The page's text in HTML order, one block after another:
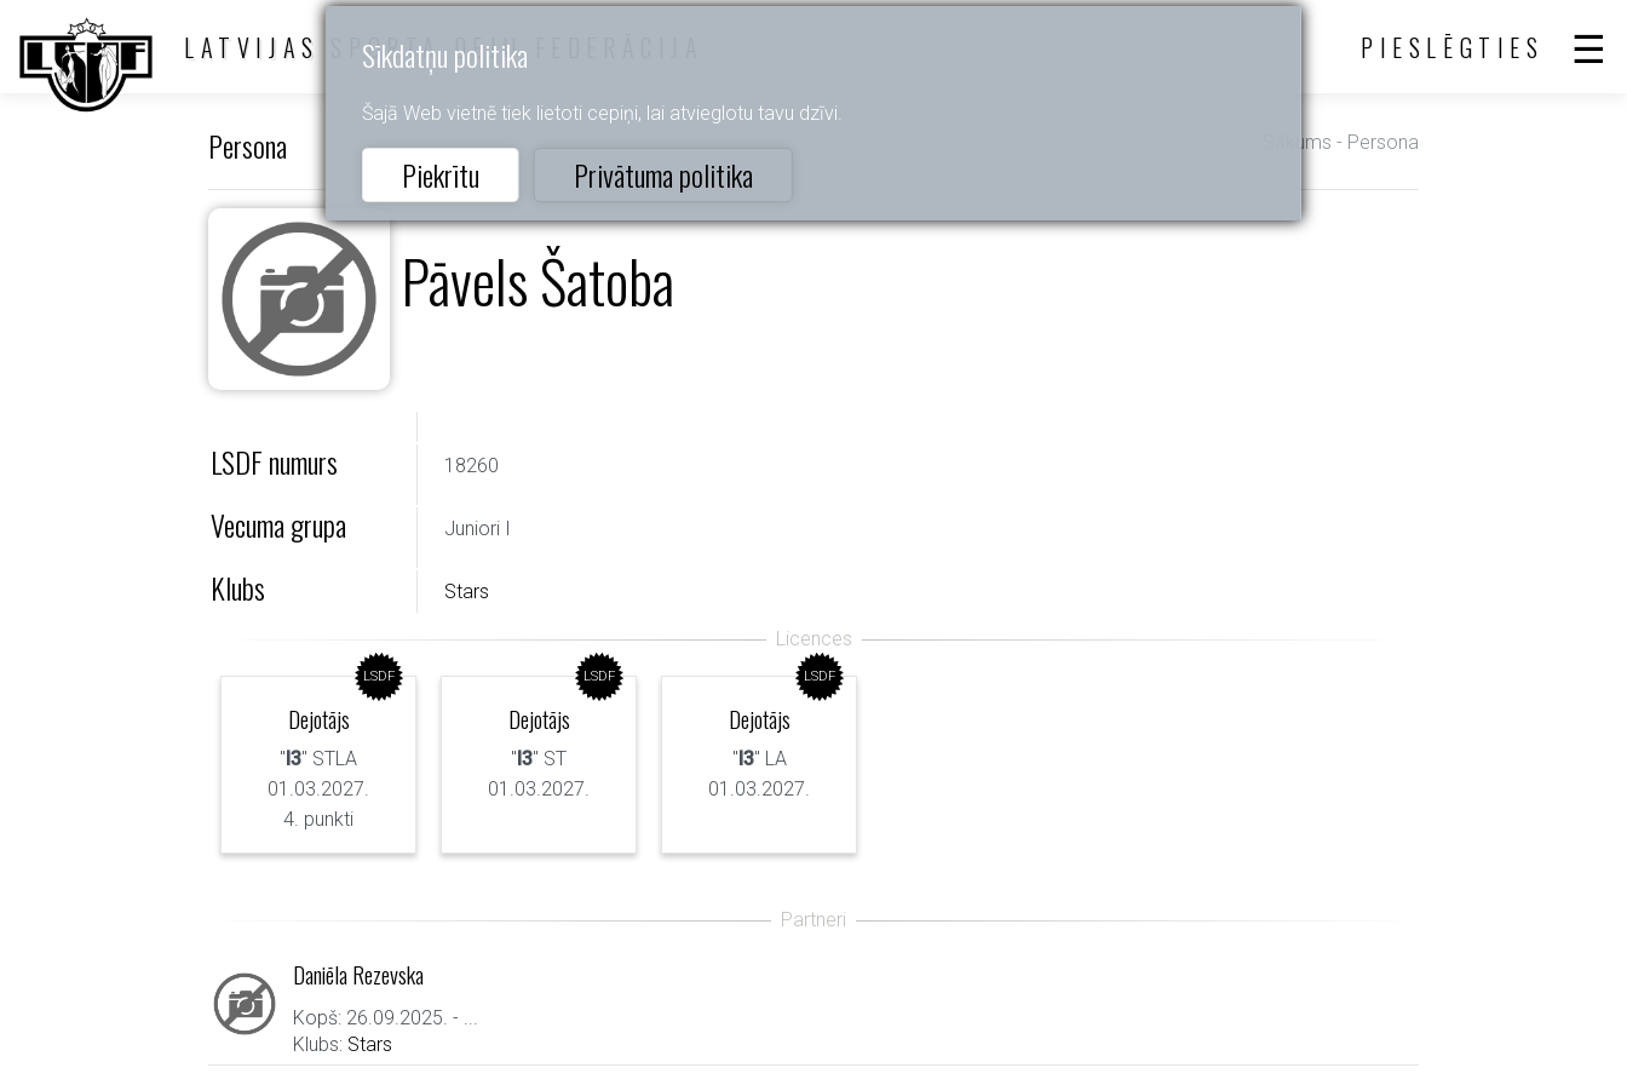
Sīkdatņu politika
Šajā Web vietnē tiek lietoti cepiņi, lai atvieglotu tavu dzīvi.
Piekrītu Privātuma politika
LATVIJAS SPORTA DEJU FEDERĀCIJA PIESLĒGTIES
Persona Sākums - Persona
Pāvels Šatoba
LSDF numurs 18260
Vecuma grupa Juniori I
Klubs Stars
LSDF
Dejotājs
"I3" STLA
01.03.2027.
4. punkti
LSDF
Dejotājs
"I3" ST
01.03.2027.
LSDF
Dejotājs
"I3" LA
01.03.2027.
Daniēla Rezevska
Kopš: 26.09.2025. - ...
Klubs: Stars